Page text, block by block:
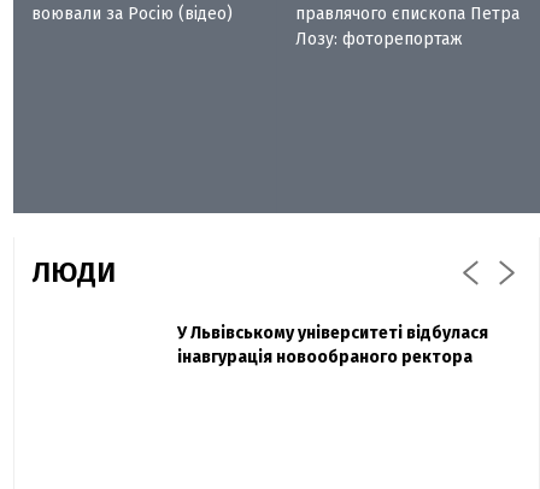
воювали за Росію (відео)
правлячого єпископа Петра
Лозу: фоторепортаж
ЛЮДИ
Павло Дак
«Час не лікує, лише притуплює біль»:
Захисник "Азовсталі" Діанов вдруге
одружився та показав фото з весілля
У Львівському університеті відбулася
інавгурація новообраного ректора